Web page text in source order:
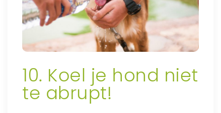
10. Koel je hond niet
te abrupt!